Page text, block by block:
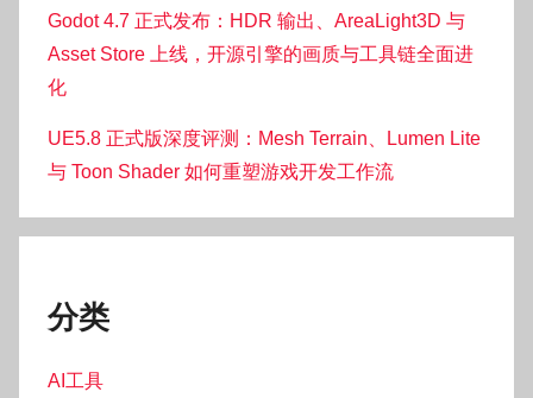
Godot 4.7 正式发布：HDR 输出、AreaLight3D 与
Asset Store 上线，开源引擎的画质与工具链全面进
化
UE5.8 正式版深度评测：Mesh Terrain、Lumen Lite
与 Toon Shader 如何重塑游戏开发工作流
分类
AI工具